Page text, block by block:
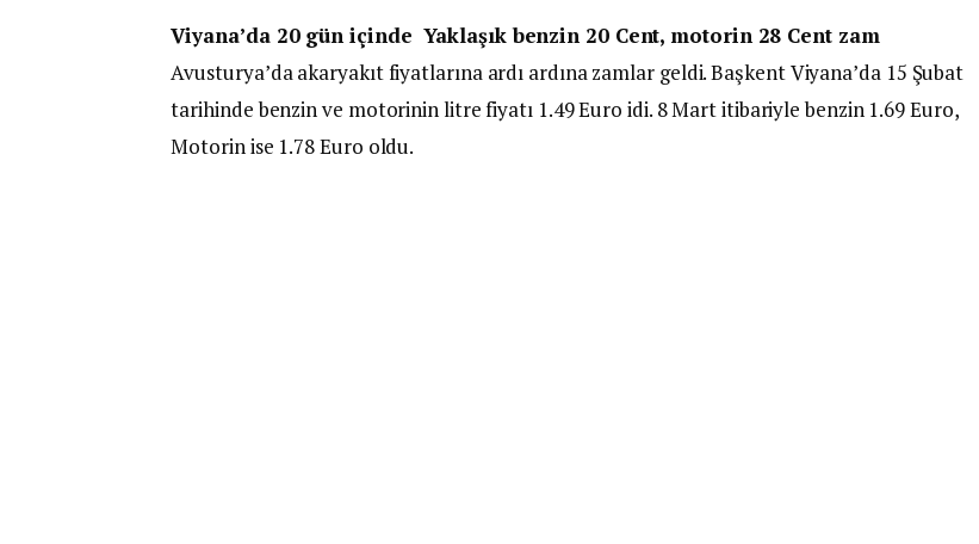
Viyana’da 20 gün içinde Yaklaşık benzin 20 Cent, motorin 28 Cent zam
Avusturya’da akaryakıt fiyatlarına ardı ardına zamlar geldi. Başkent Viyana’da 15 Şubat
tarihinde benzin ve motorinin litre fiyatı 1.49 Euro idi. 8 Mart itibariyle benzin 1.69 Euro,
Motorin ise 1.78 Euro oldu.